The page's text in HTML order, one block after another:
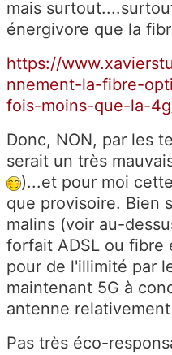
mais
énergivore que la
https://
nnement-la-fibre-
fois-moins-que-la-
Donc, NON, par les
serait un très
)...et pour moi
que provisoire. Bien
malins (voir au-
forfait ADSL ou fibre
pour de l'illimité par
maintenant 5G à
antenne
Pas très éco-